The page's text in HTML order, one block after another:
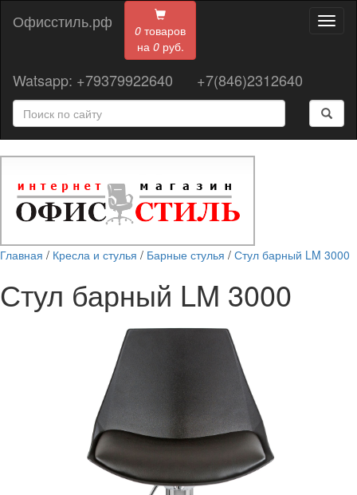
0 товаров
на 0руб.
Офисстиль.рф
Watsapp: +79379922640 +7(846)2312640
Главная / Кресла и стулья / Барные стулья / Стул барный LM 3000
Стул барный LM 3000